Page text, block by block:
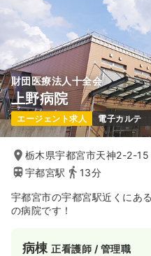
財団医療法人十全会
上野病院
エージェント求人 電子カルテ
栃木県宇都宮市天神2-2-15
宇都宮駅
13分
宇都宮市の宇都宮駅近くにあ
の病院です！
病棟正看護師 / 管理職